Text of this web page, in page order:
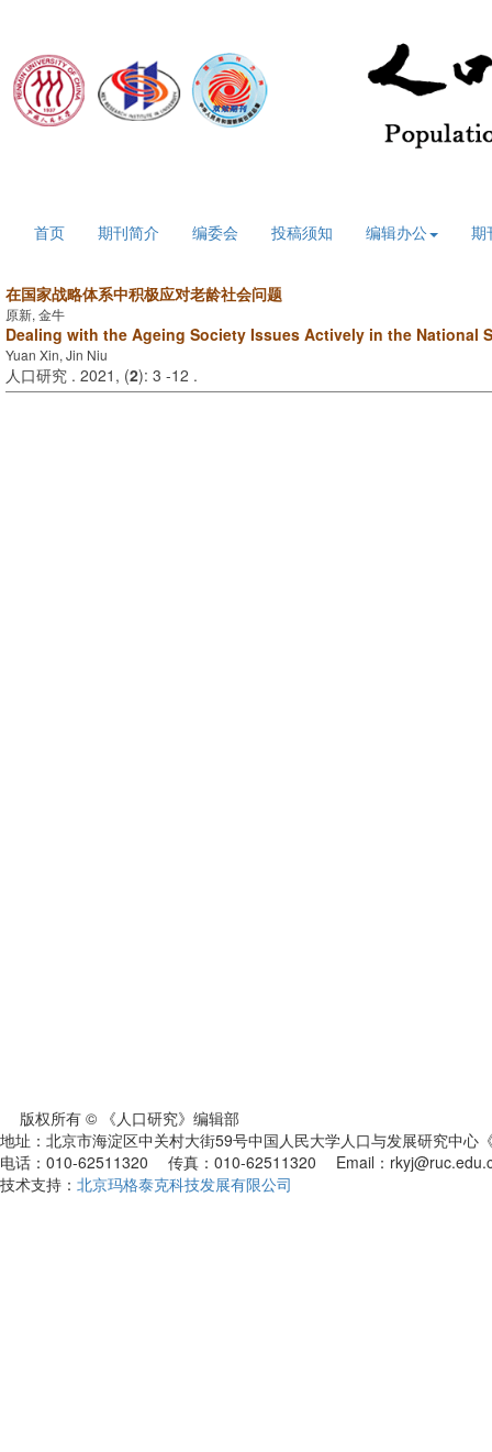
首页 期刊简介 编委会 投稿须知 编辑办公 期
在国家战略体系中积极应对老龄社会问题
原新, 金牛
Dealing with the Ageing Society Issues Actively in the National
Yuan Xin, Jin Niu
人口研究 . 2021, (2): 3 -12 .
版权所有 © 《人口研究》编辑部
地址：北京市海淀区中关村大街59号中国人民大学人口与发展研究中
电话：010-62511320 传真：010-62511320 Email：
技术支持： 北京玛格泰克科技发展有限公司